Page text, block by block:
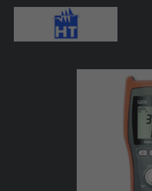
Bildergalerie überspringen